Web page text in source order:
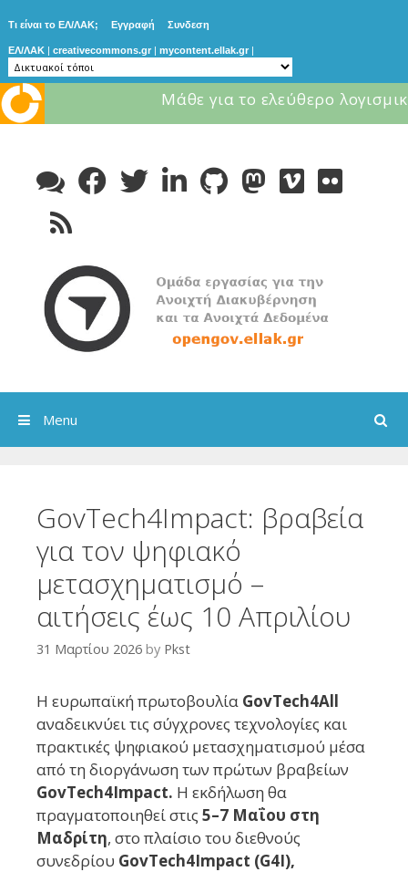
Τι είναι το ΕΛ/ΛΑΚ; Εγγραφή Συνδεση
ΕΛ/ΛΑΚ | creativecommons.gr | mycontent.ellak.gr |
Μάθε για το ελεύθερο
content
Search
Menu
GovTech4Impact: βραβεία
για τον ψηφιακό
μετασχηματισμό –
αιτήσεις έως 10 Απριλίου
31 Μαρτίου 2026 by Pkst
Η ευρωπαϊκή πρωτοβουλία GovTech4All
αναδεικνύει τις σύγχρονες τεχνολογίες και
πρακτικές ψηφιακού μετασχηματισμού μέσα
από τη διοργάνωση των πρώτων βραβείων
GovTech4Impact. Η εκδήλωση θα
πραγματοποιηθεί στις 5–7 Μαΐου στη
Μαδρίτη, στο πλαίσιο του διεθνούς
συνεδρίου GovTech4Impact (G4I),